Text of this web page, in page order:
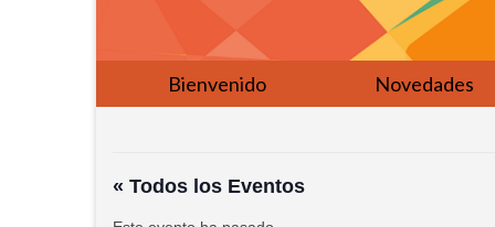
Bienvenido Novedades
« Todos los Eventos